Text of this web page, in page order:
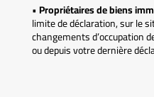
•Propriétaires de biens
limite de déclaration, sur le
changements d’occupation
ou depuis votre dernière